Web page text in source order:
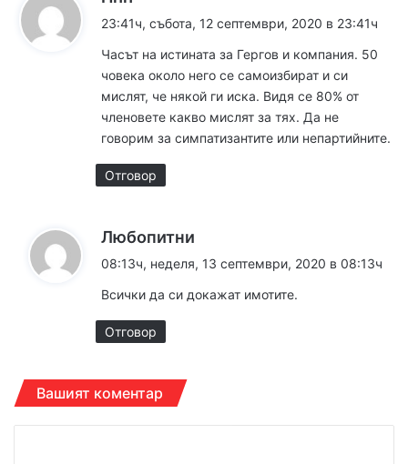
а
:
23:41ч, събота, 12 септември, 2020 в 23:41ч
Часът на истината за Гергов и компания. 50
човека около него се самоизбират и си
мислят, че някой ги иска. Видя се 80% от
членовете какво мислят за тях. Да не
говорим за симпатизантите или непартийните.
Отговор
Любопитни
а
08:13ч, неделя, 13 септември, 2020 в 08:13ч
Всички да си докажат имотите.
Отговор
Вашият коментар